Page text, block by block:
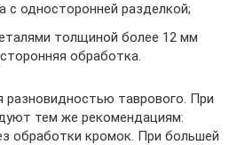
с односторонней разделкой;
толщиной более 12 мм
обработка.
разновидностью таврового. При
тем же рекомендациям:
обработки кромок. При большей